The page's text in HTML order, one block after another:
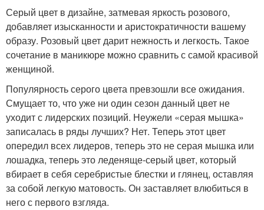
Серый цвет в дизайне, затмевая яркость розового,
добавляет изысканности и аристократичности вашему
образу. Розовый цвет дарит нежность и легкость. Такое
сочетание в маникюре можно сравнить с самой красивой
женщиной.
Популярность серого цвета превзошли все ожидания.
Смущает то, что уже ни один сезон данный цвет не
уходит с лидерских позиций. Неужели «серая мышка»
записалась в ряды лучших? Нет. Теперь этот цвет
опередил всех лидеров, теперь это не серая мышка или
лошадка, теперь это леденяще-серый цвет, который
вбирает в себя серебристые блестки и глянец, оставляя
за собой легкую матовость. Он заставляет влюбиться в
него с первого взгляда.